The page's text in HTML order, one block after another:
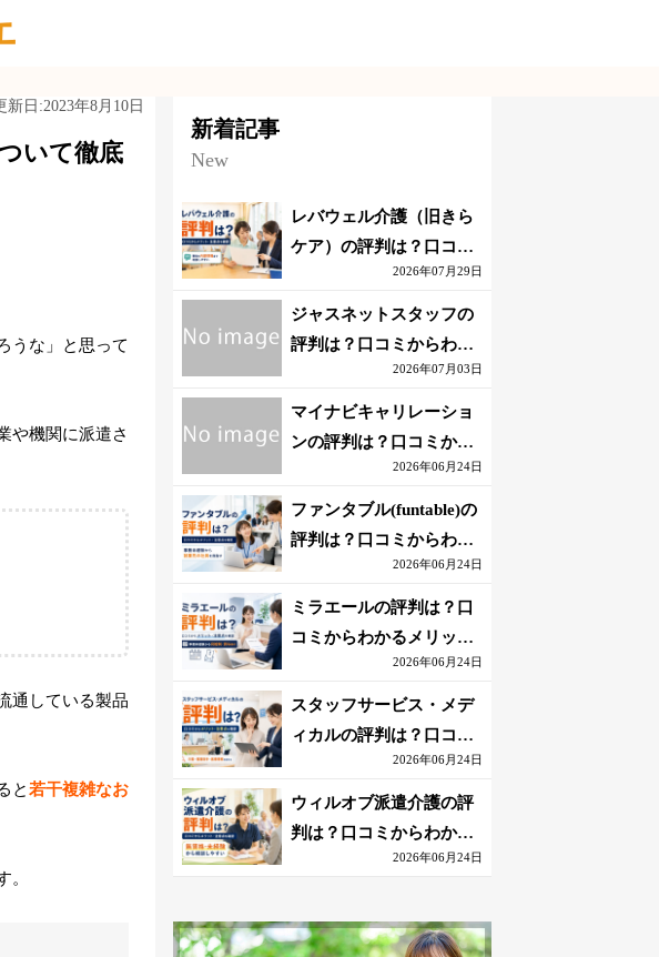
新日:2023年8月10日
いて徹底
うな 」と思って
や機関に派遣さ
通している製品
と若干複雑なお
。
新着記事
New
レバウェル介護（旧きら
ケア）の評判は？口コミ
からわかるメリット・注
意点を解説
2026年07月29日
ジャスネットスタッフの
評判は？口コミからわか
るメリット・注意点を解
説
2026年07月03日
マイナビキャリレーショ
ンの評判は？口コミから
わかるメリット・注意点
を解説
2026年06月24日
ファンタブル(funtable)の
評判は？口コミからわか
るメリット・注意点を解
説
2026年06月24日
ミラエールの評判は？口
コミからわかるメリッ
ト・注意点を解説2026年06月24日
スタッフサービス・メデ
ィカルの評判は？口コミ
からわかるメリット・注
意点を解説
2026年06月24日
ウィルオブ派遣介護の評
判は？口コミからわかる
メリット・注意点を解説
2026年06月24日